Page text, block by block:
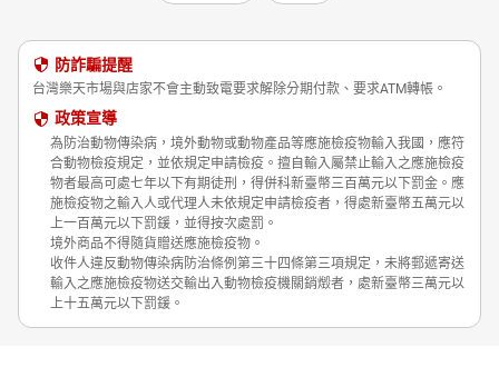
防詐騙提醒
台灣樂天市場與店家不會主動致電要求解除分期付款、要求ATM轉帳。
政策宣導
為防治動物傳染病，境外動物或動物產品等應施檢疫物輸入我國，應符
合動物檢疫規定，並依規定申請檢疫。擅自輸入屬禁止輸入之應施檢疫
物者最高可處七年以下有期徒刑，得併科新臺幣三百萬元以下罰金。應
施檢疫物之輸入人或代理人未依規定申請檢疫者，得處新臺幣五萬元以
上一百萬元以下罰鍰，並得按次處罰。
境外商品不得隨貨贈送應施檢疫物。
收件人違反動物傳染病防治條例第三十四條第三項規定，未將郵遞寄送
輸入之應施檢疫物送交輸出入動物檢疫機關銷燬者，處新臺幣三萬元以
上十五萬元以下罰鍰。